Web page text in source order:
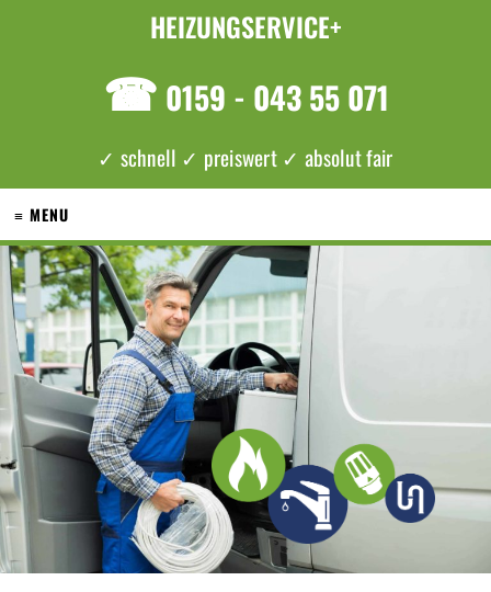
HEIZUNGSERVICE+
☎ 0159 - 043 55 071
✓ schnell ✓ preiswert ✓ absolut fair
≡ MENU